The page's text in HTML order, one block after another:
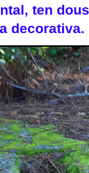
ten
decorativa.